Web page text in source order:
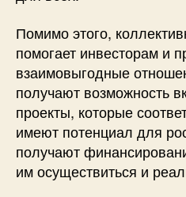
Помимо этого,
помогает инвесторам и
взаимовыгодные
получают возможность
проекты, которые
имеют потенциал для
получают
им осуществиться и